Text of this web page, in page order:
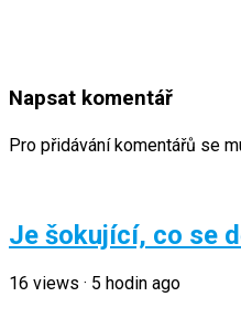
Napsat komentář
Pro přidávání komentářů se
Je šokující, co se
16 views · 5 hodin ago